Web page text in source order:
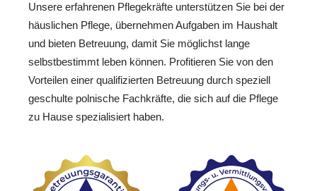
Unsere erfahrenen Pflegekräfte unterstützen Sie bei der
häuslichen Pflege, übernehmen Aufgaben im Haushalt
und bieten Betreuung, damit Sie möglichst lange
selbstbestimmt leben können. Profitieren Sie von den
Vorteilen einer qualifizierten Betreuung durch speziell
geschulte polnische Fachkräfte, die sich auf die Pflege
zu Hause spezialisiert haben.